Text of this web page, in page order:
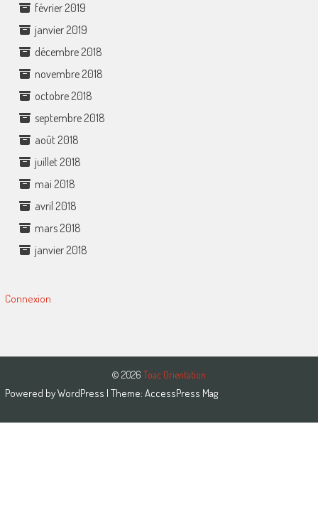
février 2019
janvier 2019
décembre 2018
novembre 2018
octobre 2018
septembre 2018
août 2018
juillet 2018
mai 2018
avril 2018
mars 2018
janvier 2018
Connexion
© 2026 Toac Orientation
Powered byWordPress | Theme: AccessPress Mag